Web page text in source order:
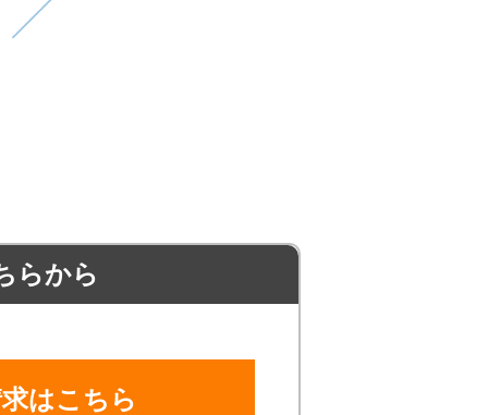
らから
はこちら